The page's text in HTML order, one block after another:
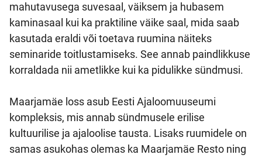
mahutavusega suvesaal, väiksem ja hubasem
kaminasaal kui ka praktiline väike saal, mida saab
kasutada eraldi või toetava ruumina näiteks
seminaride toitlustamiseks. See annab paindlikkuse
korraldada nii ametlikke kui ka pidulikke sündmusi.
Maarjamäe loss asub Eesti Ajaloomuuseumi
kompleksis, mis annab sündmusele erilise
kultuurilise ja ajaloolise tausta. Lisaks ruumidele on
samas asukohas olemas ka Maarjamäe Resto ning